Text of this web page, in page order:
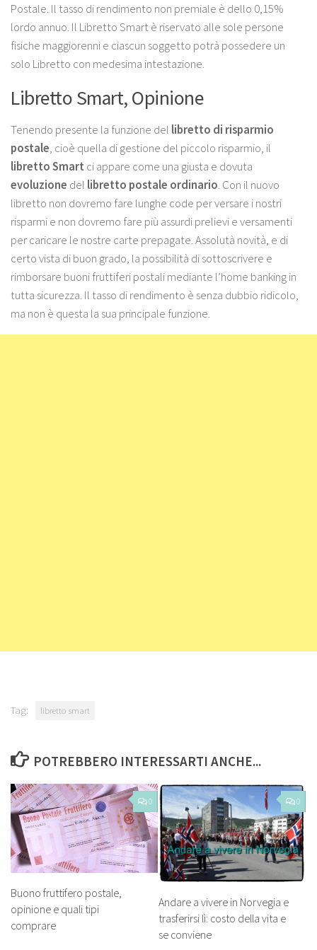
Postale. Il tasso di rendimento non premiale è dello 0,15%
lordo annuo. Il Libretto Smart è riservato alle sole persone
fisiche maggiorenni e ciascun soggetto potrà possedere un
solo Libretto con medesima intestazione.
Libretto Smart, Opinione
Tenendo presente la funzione del libretto di risparmio
postale, cioè quella di gestione del piccolo risparmio, il
libretto Smart ci appare come una giusta e dovuta
evoluzione del libretto postale ordinario. Con il nuovo
libretto non dovremo fare lunghe code per versare i nostri
risparmi e non dovremo fare più assurdi prelievi e versamenti
per caricare le nostre carte prepagate. Assolutà novità, e di
certo vista di buon grado, la possibilità di sottoscrivere e
rimborsare buoni fruttiferi postali mediante l’home banking in
tutta sicurezza. Il tasso di rendimento è senza dubbio ridicolo,
ma non è questa la sua principale funzione.
Tag: libretto smart
POTREBBERO INTERESSARTI ANCHE...
0
Buono fruttifero postale,
opinione e quali tipi
comprare
0
Andare a vivere in Norvegia e
trasferirsi lì: costo della vita e
se conviene